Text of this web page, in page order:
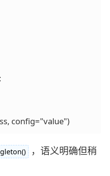
obj = singleton(TargetClass, config="value")
，语义明确但稍